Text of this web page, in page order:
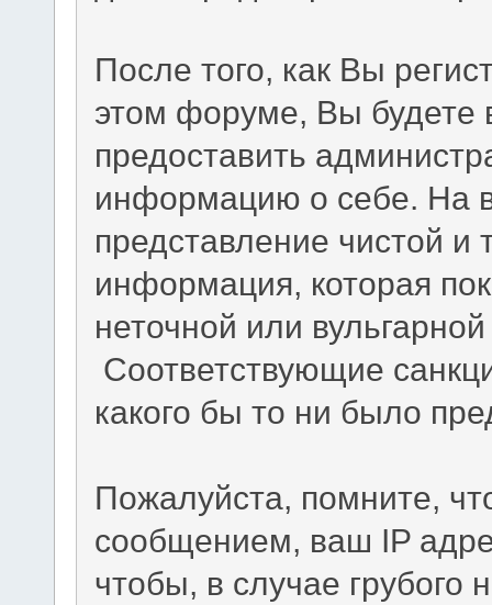
После того, как Вы
этом форуме, Вы будете
предоставить
информацию о себе. На
представление чистой
информация, которая
неточной или
Соответствующие
какого бы то ни было
Пожалуйста, помните,
сообщением, ваш IP
чтобы, в случае грубого